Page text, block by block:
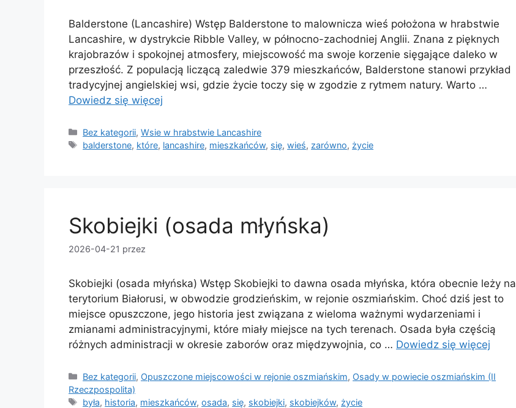
Balderstone (Lancashire) Wstęp Balderstone to malownicza wieś położona w hrabstwie
Lancashire, w dystrykcie Ribble Valley, w północno-zachodniej Anglii. Znana z pięknych
krajobrazów i spokojnej atmosfery, miejscowość ma swoje korzenie sięgające daleko w
przeszłość. Z populacją liczącą zaledwie 379 mieszkańców, Balderstone stanowi przykład
tradycyjnej angielskiej wsi, gdzie życie toczy się w zgodzie z rytmem natury. Warto …
Dowiedz się więcej
Kategorie
Bez kategorii,Wsie w hrabstwie Lancashire
Tagi
balderstone, które, lancashire, mieszkańców, się,wieś, zarówno, życie
Skobiejki (osada młyńska)
2026-04-21 przez
Skobiejki (osada młyńska) Wstęp Skobiejki to dawna osada młyńska, która obecnie leży na
terytorium Białorusi, w obwodzie grodzieńskim, w rejonie oszmiańskim. Choć dziś jest to
miejsce opuszczone, jego historia jest związana z wieloma ważnymi wydarzeniami i
zmianami administracyjnymi, które miały miejsce na tych terenach. Osada była częścią
różnych administracji w okresie zaborów oraz międzywojnia, co … Dowiedz się więcej
Kategorie
Bez kategorii, Opuszczone miejscowości w rejonie oszmiańskim, Osady w powiecie oszmiańskim (II
Rzeczpospolita)
Tagi
była, historia, mieszkańców,osada, się, skobiejki, skobiejków, życie